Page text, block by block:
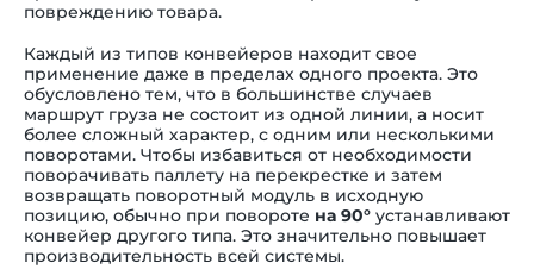
повреждению товара.
Каждый из типов конвейеров находит свое
применение даже в пределах одного проекта. Это
обусловлено тем, что в большинстве случаев
маршрут груза не состоит из одной линии, а носит
более сложный характер, с одним или несколькими
поворотами. Чтобы избавиться от необходимости
поворачивать паллету на перекрестке и затем
возвращать поворотный модуль в исходную
позицию, обычно при повороте на 90° устанавливают
конвейер другого типа. Это значительно повышает
производительность всей системы.